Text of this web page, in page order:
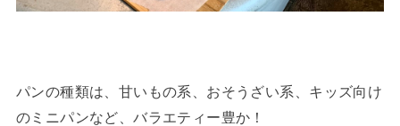
パンの種類は、甘いもの系、おそうざい系、キッズ向け
のミニパンなど、バラエティー豊か！